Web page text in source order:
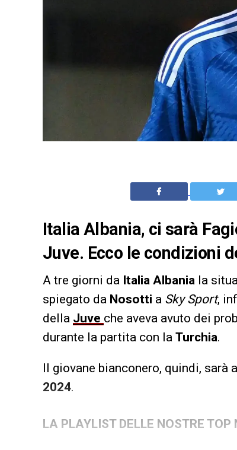
Italia Albania, ci sarà
Juve. Ecco le condizioni
A tre giorni da Italia Albania la
spiegato da Nosotti a Sky Sport,
della Juve che aveva avuto dei
durante la partita con la Turchia.
Il giovane bianconero, quindi, sarà
2024.
LA PLAYLIST DELLE NOSTRE TOP